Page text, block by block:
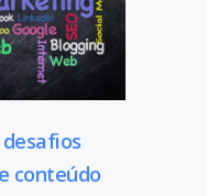
conteúdo